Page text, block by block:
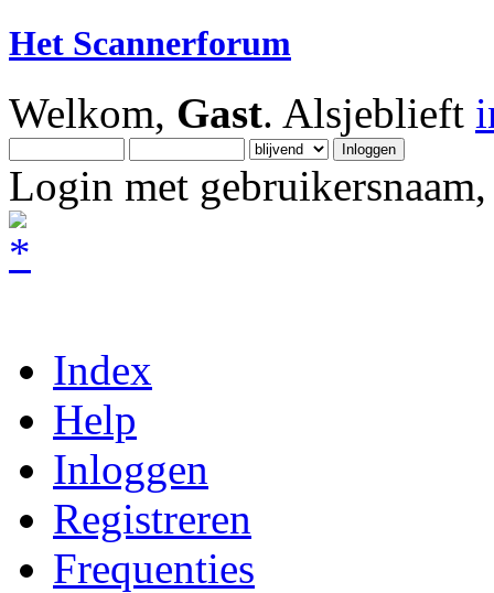
Het Scannerforum
Welkom, Gast. Alsjeblieft
Login met
Index
Help
Inloggen
Registreren
Frequenties